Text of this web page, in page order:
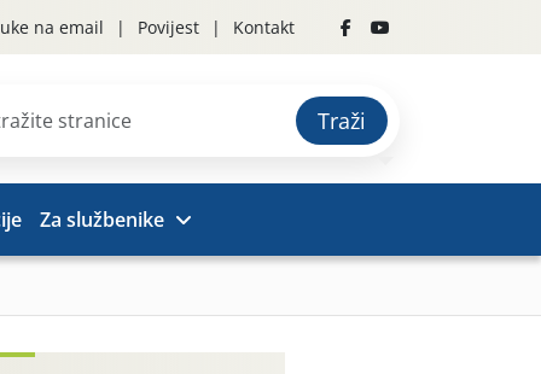
na email Povijest Kontakt
Traži
Za službenike